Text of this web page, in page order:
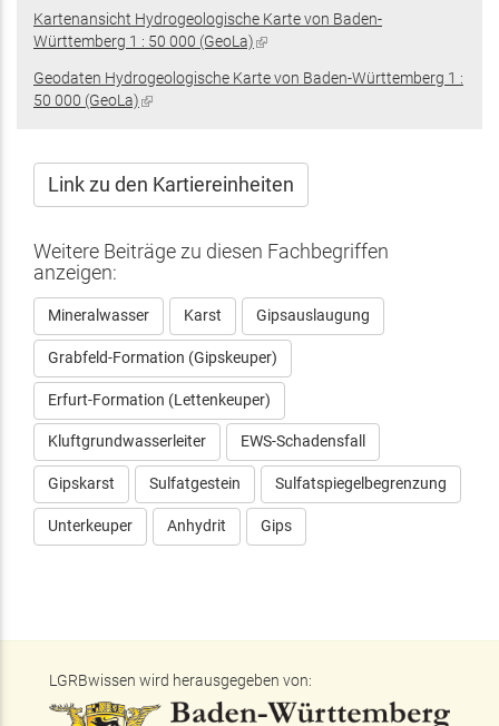
Kartenansicht Hydrogeologische Karte von Baden-
Württemberg 1 : 50 000 (GeoLa)(Link
extern)
Geodaten Hydrogeologische Karte von Baden-Württemberg 1 :
50 000 (GeoLa)(Link
Link zu den Kartiereinheiten
Weitere Beiträge zu diesen Fachbegriffen
anzeigen:
Mineralwasser Karst Gipsauslaugung
Grabfeld-Formation (Gipskeuper)
Erfurt-Formation (Lettenkeuper)
Kluftgrundwasserleiter EWS-Schadensfall
Gipskarst Sulfatgestein Sulfatspiegelbegrenzung
Unterkeuper Anhydrit Gips
LGRBwissen wird herausgegeben von: